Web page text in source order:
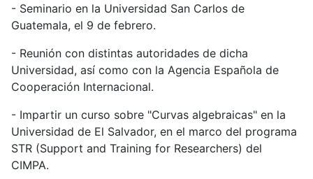
- Seminario en la Universidad San Carlos de
Guatemala, el 9 de febrero.
- Reunión con distintas autoridades de dicha
Universidad, así como con la Agencia Española de
Cooperación Internacional.
- Impartir un curso sobre "Curvas algebraicas" en la
Universidad de El Salvador, en el marco del programa
STR (Support and Training for Researchers) del
CIMPA.